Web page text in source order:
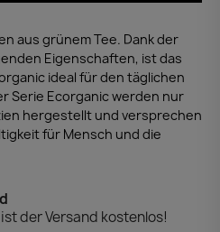
aus grünem Tee. Dank der
Eigenschaften, ist das
ideal für den täglichen
Serie Ecorganic werden nur
hergestellt und versprechen
für Mensch und die
der Versand kostenlos!